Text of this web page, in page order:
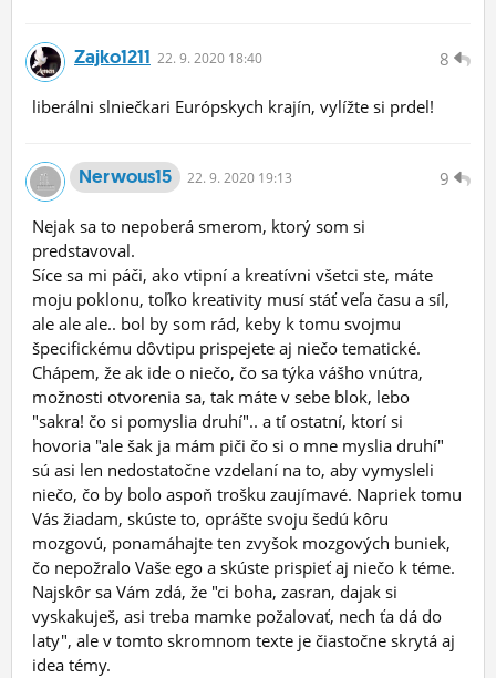
8
Zajko1211 22. 9. 2020 18:40
liberálni slniečkari Európskych krajín, vylížte si prdel!
9
Nerwous15 22. 9. 2020 19:13
Nejak sa to nepoberá smerom, ktorý som si
predstavoval.
Síce sa mi páči, ako vtipní a kreatívni všetci ste, máte
moju poklonu, toľko kreativity musí stáť veľa času a síl,
ale ale ale.. bol by som rád, keby k tomu svojmu
špecifickému dôvtipu prispejete aj niečo tematické.
Chápem, že ak ide o niečo, čo sa týka vášho vnútra,
možnosti otvorenia sa, tak máte v sebe blok, lebo
"sakra! čo si pomyslia druhí".. a tí ostatní, ktorí si
hovoria "ale šak ja mám piči čo si o mne myslia druhí"
sú asi len nedostatočne vzdelaní na to, aby vymysleli
niečo, čo by bolo aspoň trošku zaujímavé. Napriek tomu
Vás žiadam, skúste to, oprášte svoju šedú kôru
mozgovú, ponamáhajte ten zvyšok mozgových buniek,
čo nepožralo Vaše ego a skúste prispieť aj niečo k téme.
Najskôr sa Vám zdá, že "ci boha, zasran, dajak si
vyskakuješ, asi treba mamke požalovať, nech ťa dá do
laty", ale v tomto skromnom texte je čiastočne skrytá aj
idea témy.